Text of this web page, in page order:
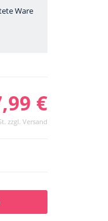
Ware
€
zzgl. Versand